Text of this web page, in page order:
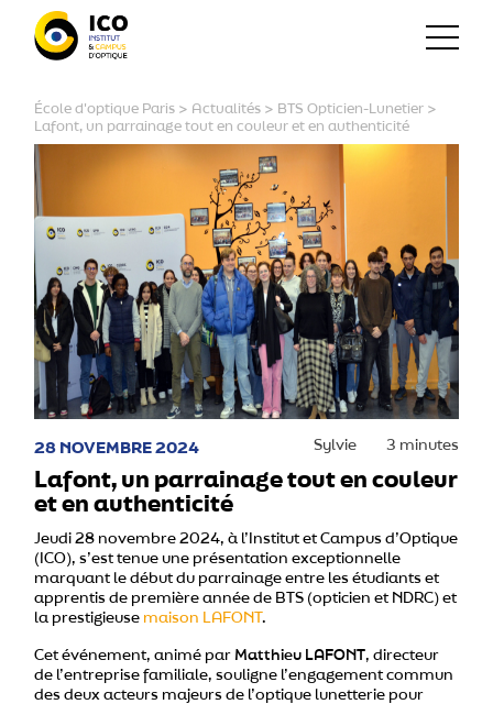
École d'optique Paris > Actualités > BTS Opticien-Lunetier >
Lafont, un parrainage tout en couleur et en authenticité
28 NOVEMBRE 2024 Sylvie 3 minutes
Lafont, un parrainage tout en couleur
et en authenticité
Jeudi 28 novembre 2024, à l’Institut et Campus d’Optique
(ICO), s’est tenue une présentation exceptionnelle
marquant le début du parrainage entre les étudiants et
apprentis de première année de BTS (opticien et NDRC) et
la prestigieuse maison LAFONT.
Cet événement, animé par Matthieu LAFONT, directeur
de l’entreprise familiale, souligne l’engagement commun
des deux acteurs majeurs de l’optique lunetterie pour